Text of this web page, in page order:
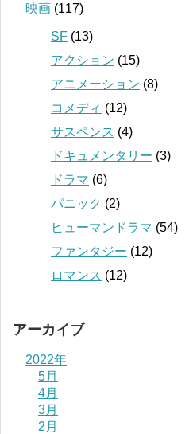
映画 (117)
SF (13)
アクション (15)
アニメーション (8)
コメディ (12)
サスペンス (4)
ドキュメンタリー (3)
ドラマ (6)
パニック (2)
ヒューマンドラマ (54)
ファンタジー (12)
ロマンス (12)
アーカイブ
2022年
5月
4月
3月
2月